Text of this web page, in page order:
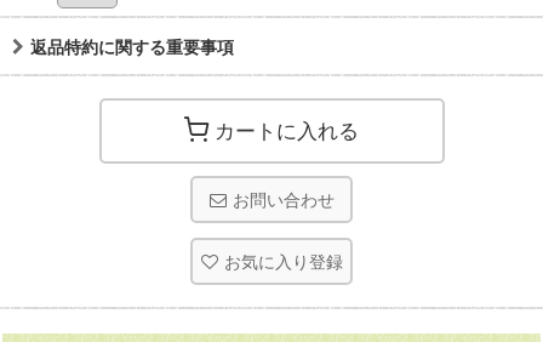
返品特約に関する重要事項
カートに入れる
お問い合わせ
お気に入り登録